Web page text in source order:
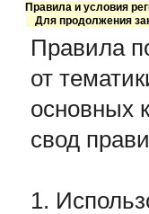
Правила и условия
Для продолжения
Правила
от
основных
свод
1.